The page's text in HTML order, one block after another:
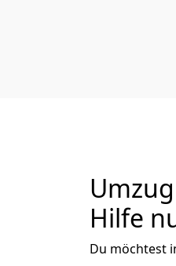
Hilfe
Du möchtest